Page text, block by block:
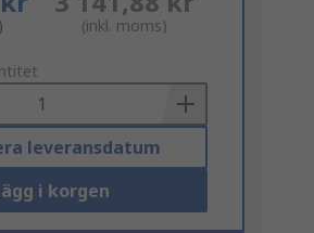
(inkl. moms)
leveransdatum
i korgen